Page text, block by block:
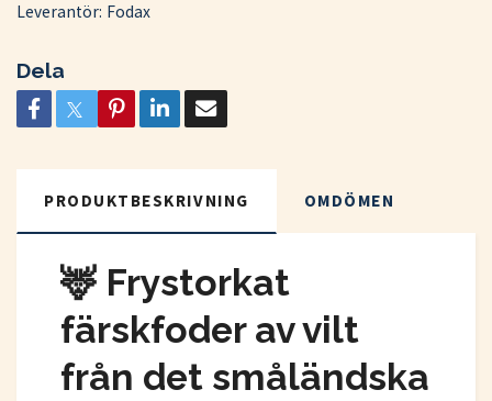
Leverantör: Fodax
Dela
PRODUKTBESKRIVNING OMDÖMEN
🦌 Frystorkat
färskfoder av vilt
från det småländska